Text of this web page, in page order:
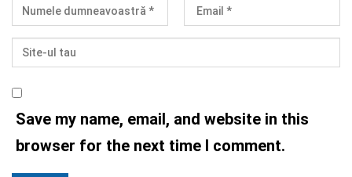
Save my name, email, and website in this
browser for the next time I comment.